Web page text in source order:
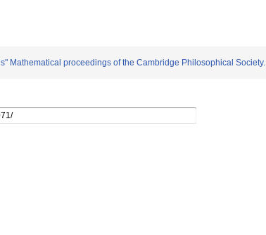
Mathematical proceedings of the Cambridge Philosophical Society.